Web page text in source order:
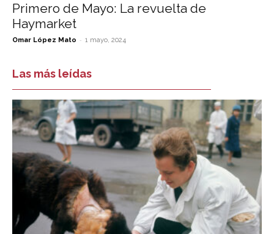
Primero de Mayo: La revuelta de
Haymarket
Omar López Mato - 1 mayo, 2024
Las más leídas